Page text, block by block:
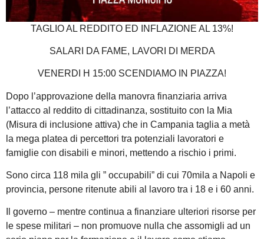
TAGLIO AL REDDITO ED INFLAZIONE AL 13%!
SALARI DA FAME, LAVORI DI MERDA
VENERDI H 15:00 SCENDIAMO IN PIAZZA!
Dopo l’approvazione della manovra finanziaria arriva
l’attacco al reddito di cittadinanza, sostituito con la Mia
(Misura di inclusione attiva) che in Campania taglia a metà
la mega platea di percettori tra potenziali lavoratori e
famiglie con disabili e minori, mettendo a rischio i primi.
Sono circa 118 mila gli ” occupabili” di cui 70mila a Napoli e
provincia, persone ritenute abili al lavoro tra i 18 e i 60 anni.
Il governo – mentre continua a finanziare ulteriori risorse per
le spese militari – non promuove nulla che assomigli ad un